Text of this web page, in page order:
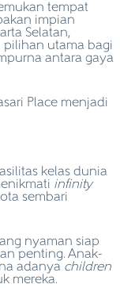
tempat
impian
Selatan,
pilihan utama bagi
antara gaya
Place menjadi
kelas dunia
infinity
sembari
nyaman siap
penting. Anak-
adanya children
mereka.